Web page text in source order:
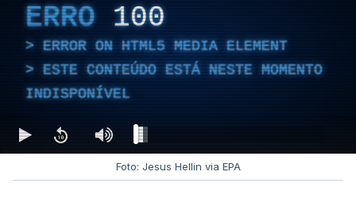
ERRO 100
ERROR ON HTML5 MEDIA ELEMENT
ESTE CONTEÚDO ESTÁ NESTE MOMENTO
INDISPONÍVEL
Foto: Jesus Hellin via EPA